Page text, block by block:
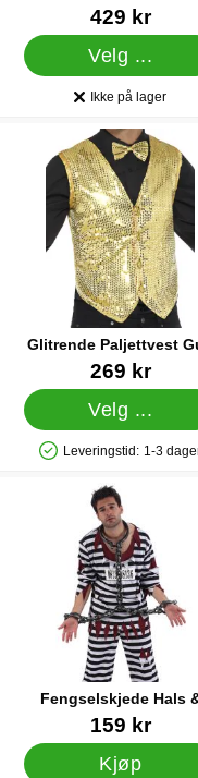
Varenummer 44121
429 kr
Velg ...
Produkttilgjengelighet:
Ikke på lager
Glitrende Paljettvest
Medium
Varenummer 21345
269 kr
Velg ...
Produkttilgjengelighet: På
Leveringstid: 1-3
Merk glitrende
Fengselskjede Hals
Håndledd
Varenummer 85292
159 kr
Kjøp
Merk fengselskjede